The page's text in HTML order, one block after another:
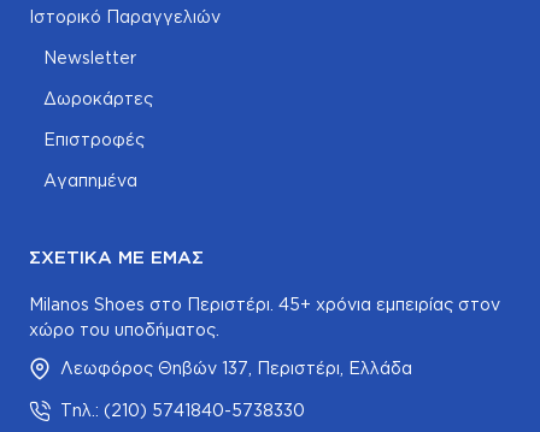
Ιστορικό Παραγγελιών
Newsletter
Δωροκάρτες
Επιστροφές
Αγαπημένα
ΣΧΕΤΙΚΆ ΜΕ ΕΜΆΣ
Milanos Shoes στο Περιστέρι. 45+ χρόνια εμπειρίας στον
χώρο του υποδήματος.
Λεωφόρος Θηβών 137, Περιστέρι, Ελλάδα
Τηλ.: (210) 5741840-5738330